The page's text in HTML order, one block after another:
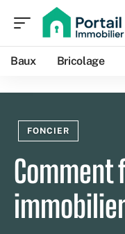
Baux Bricolage
FONCIER
Comment